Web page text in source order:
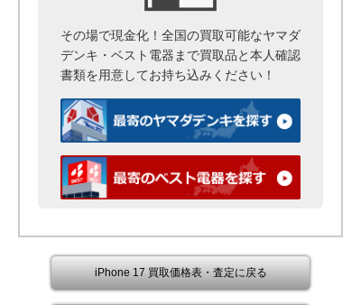
その場で現金化！全国の買取可能なヤマダ
デンキ・ベスト電器まで買取品と本人確認
書類を用意してお持ち込みください！
iPhone 17 買取価格表・査定に戻る